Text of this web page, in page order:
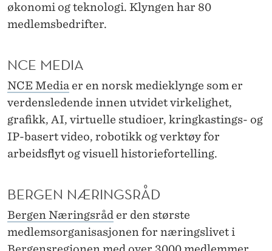
økonomi og teknologi. Klyngen har 80
medlemsbedrifter.
NCE MEDIA
NCE Media er en norsk medieklynge som er
verdensledende innen utvidet virkelighet,
grafikk, AI, virtuelle studioer, kringkastings- og
IP-basert video, robotikk og verktøy for
arbeidsflyt og visuell historiefortelling.
BERGEN NÆRINGSRÅD
Bergen Næringsråd er den største
medlemsorganisasjonen for næringslivet i